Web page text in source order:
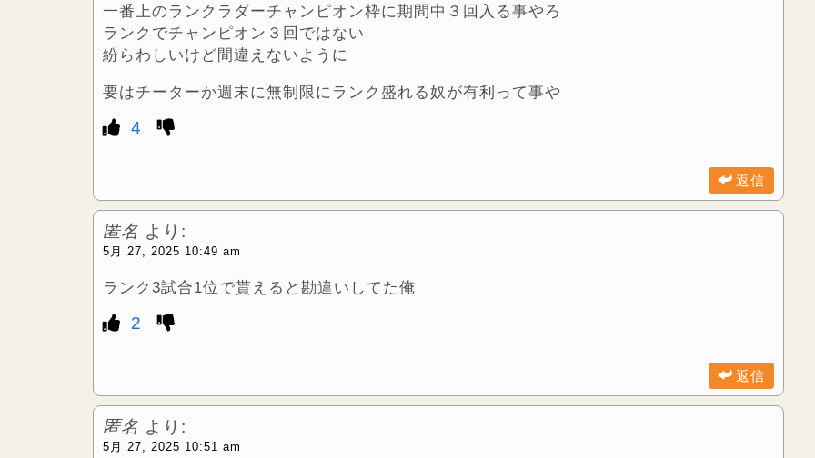
一番上のランクラダーチャンピオン枠に期間中３回入る事やろ
ランクでチャンピオン３回ではない
紛らわしいけど間違えないように
要はチーターか週末に無制限にランク盛れる奴が有利って事や
4
返信
匿名 より:
5月 27, 2025 10:49 am
ランク3試合1位で貰えると勘違いしてた俺
2
返信
匿名 より:
5月 27, 2025 10:51 am